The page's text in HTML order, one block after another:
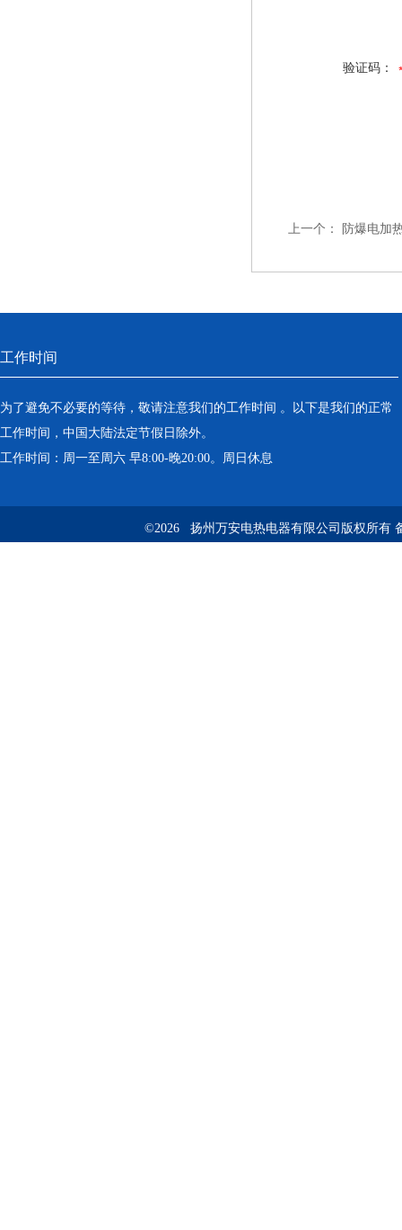
验证码：
上一个： 防爆电加
工作时间
为了避免不必要的等待，敬请注意我们的工作时间 。以下是我们的正常
工作时间，中国大陆法定节假日除外。
工作时间：周一至周六 早8:00-晚20:00。周日休息
©2026 扬州万安电热电器有限公司版权所有